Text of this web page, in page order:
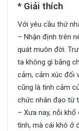
* Giải thích
Với yêu cầu thứ
– Nhận định trên
quát muôn đời.
ta không gì bằng
cảm, cảm xúc đối
cũng là tình cảm
chức nhân đạo từ
– Xưa nay, nỗi
tình, mà cái khó ở